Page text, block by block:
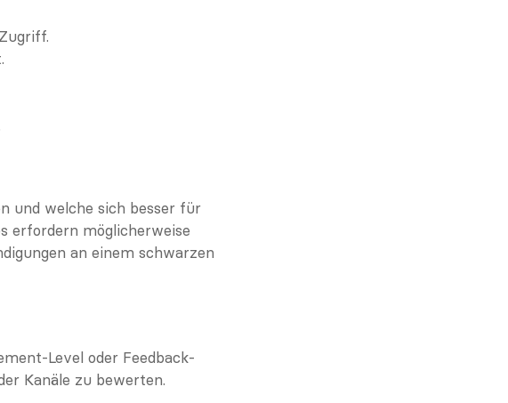
und welche sich besser für
erfordern möglicherweise
an einem schwarzen
Level oder Feedback-
Kanäle zu bewerten.